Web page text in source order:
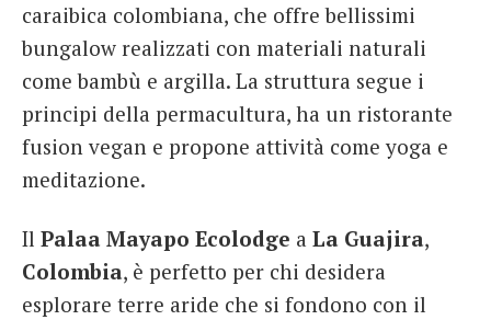
caraibica colombiana, che offre bellissimi
bungalow realizzati con materiali naturali
come bambù e argilla. La struttura segue i
principi della permacultura, ha un ristorante
fusion vegan e propone attività come yoga e
meditazione.
Il Palaa Mayapo Ecolodge a La Guajira,
Colombia, è perfetto per chi desidera
esplorare terre aride che si fondono con il